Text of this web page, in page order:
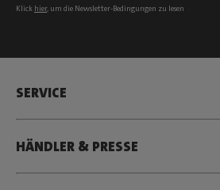
Klick hier, um die Newsletter-Bedingungen zu lesen
SERVICE
HÄNDLER & PRESSE